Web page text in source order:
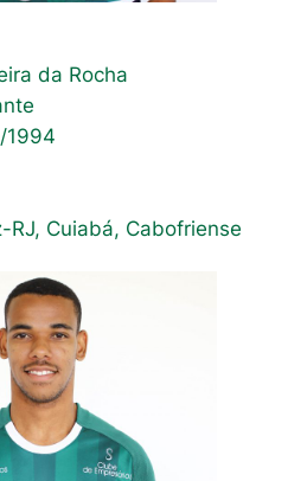
da Rocha
1994
RJ, Cuiabá, Cabofriense